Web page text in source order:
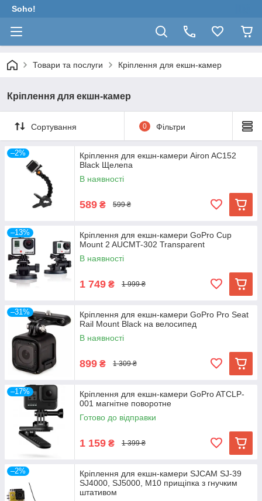
Soho!
Товари та послуги Кріплення для екшн-камер
Кріплення для екшн-камер
Сортування 0 Фільтри
–2%
Кріплення для екшн-камери Airon AC152
Black Щелепа
В наявності
589 ₴ 599 ₴
–13%
Кріплення для екшн-камери GoPro Cup
Mount 2 AUCMT-302 Transparent
В наявності
1 749 ₴ 1 999 ₴
–31%
Кріплення для екшн-камери GoPro Pro Seat
Rail Mount Black на велосипед
В наявності
899 ₴ 1 309 ₴
–17%
Кріплення для екшн-камери GoPro ATCLP-
001 магнітне поворотне
Готово до відправки
1 159 ₴ 1 399 ₴
–2%
Кріплення для екшн-камери SJCAM SJ-39
SJ4000, SJ5000, M10 прищіпка з гнучким
штативом